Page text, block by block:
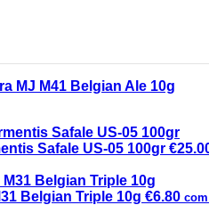
Safale US-05 100gr €
Belgian Triple 10g €6.80